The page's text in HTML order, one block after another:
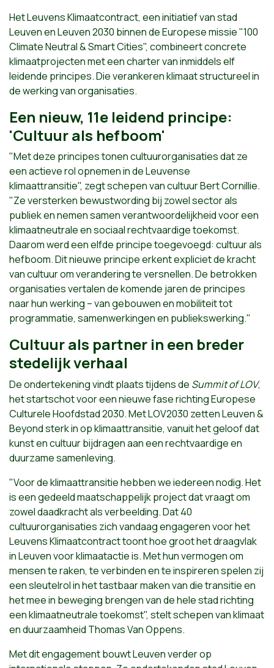
Het Leuvens Klimaatcontract, een initiatief van stad
Leuven en Leuven 2030 binnen de Europese missie "100
Climate Neutral & Smart Cities", combineert concrete
klimaatprojecten met een charter van inmiddels elf
leidende principes. Die verankeren klimaat structureel in
de werking van organisaties. ​
Een nieuw, 11e leidend principe:
'Cultuur als hefboom'
"Met deze principes tonen cultuurorganisaties dat ze
een actieve rol opnemen in de Leuvense
klimaattransitie", zegt schepen van cultuur Bert Cornillie.
"Ze versterken bewustwording bij zowel sector als
publiek en nemen samen verantwoordelijkheid voor een
klimaatneutrale en sociaal rechtvaardige toekomst.
Daarom werd een elfde principe toegevoegd: cultuur als
hefboom. Dit nieuwe principe erkent expliciet de kracht
van cultuur om verandering te versnellen. De betrokken
organisaties vertalen de komende jaren de principes
naar hun werking – van gebouwen en mobiliteit tot
programmatie, samenwerkingen en publiekswerking."
Cultuur als partner in een breder
stedelijk verhaal
De ondertekening vindt plaats tijdens de Summit of LOV,
het startschot voor een nieuwe fase richting Europese
Culturele Hoofdstad 2030. Met LOV2030 zetten Leuven &
Beyond sterk in op klimaattransitie, vanuit het geloof dat
kunst en cultuur bijdragen aan een rechtvaardige en
duurzame samenleving. ​
"Voor de klimaattransitie hebben we iedereen nodig. Het
is een gedeeld maatschappelijk project dat vraagt om
zowel daadkracht als verbeelding. Dat 40
cultuurorganisaties zich vandaag engageren voor het
Leuvens Klimaatcontract toont hoe groot het draagvlak
in Leuven voor klimaatactie is. Met hun vermogen om
mensen te raken, te verbinden en te inspireren spelen zij
een sleutelrol in het tastbaar maken van die transitie en
het mee in beweging brengen van de hele stad richting
een klimaatneutrale toekomst", stelt schepen van klimaat
en duurzaamheid Thomas Van Oppens.
Met dit engagement bouwt Leuven verder op